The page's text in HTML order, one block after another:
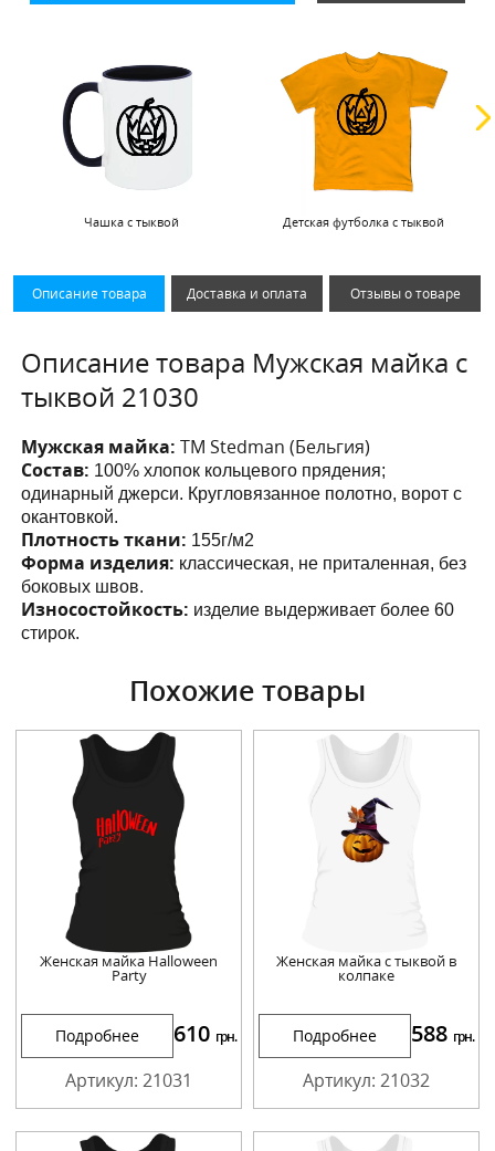
Чашка с тыквой Детская футболка с тыквой
Описание товара Доставка и оплата Отзывы о товаре
Описание товара Мужская майка с
тыквой 21030
Мужская майка:ТМ Stedman (Бельгия)
Состав: 100% хлопок кольцевого прядения;
одинарный джерси. Кругловязанное полотно, ворот с
окантовкой.
Плотность ткани: 155г/м2
Форма изделия: классическая, не приталенная, без
боковых швов.
Износостойкость: изделие выдерживает более 60
стирок.
Похожие товары
Женская майка Halloween
Party
Подробнее 610 грн.
Артикул: 21031
Женская майка с тыквой в
колпаке
Подробнее 588 грн.
Артикул: 21032